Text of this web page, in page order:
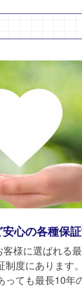
心の各種保
様に選ばれる
度にあります。
っても最長10年